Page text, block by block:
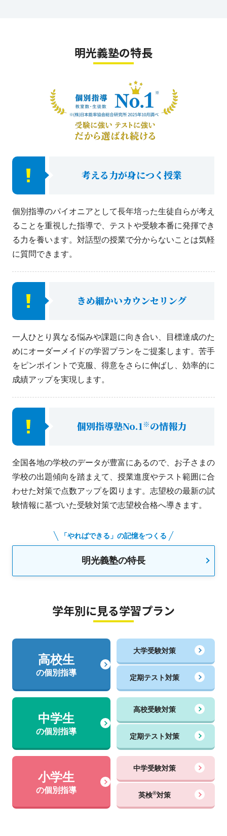
明光義塾の特長
考える力が身につく授業
個別指導のパイオニアとして長年培った生徒自らが考え
ることを重視した指導で、テストや受験本番に発揮でき
る力を養います。対話型の授業で分からないことは気軽
に質問できます。
きめ細かいカウンセリング
一人ひとり異なる悩みや課題に向き合い、目標達成のた
めにオーダーメイドの学習プランをご提案します。苦手
をピンポイントで克服、得意をさらに伸ばし、効率的に
成績アップを実現します。
個別指導塾No.1※の情報力
全国各地の学校のデータが豊富にあるので、お子さまの
学校の出題傾向を踏まえて、授業進度やテスト範囲に合
わせた対策で点数アップを図ります。志望校の最新の試
験情報に基づいた受験対策で志望校合格へ導きます。
「やればできる」の記憶をつくる
明光義塾の特長
学年別に見る学習プラン
高校生
の個別指導
大学受験対策
定期テスト対策
中学生
の個別指導
高校受験対策
定期テスト対策
小学生
の個別指導
中学受験対策
英検®対策